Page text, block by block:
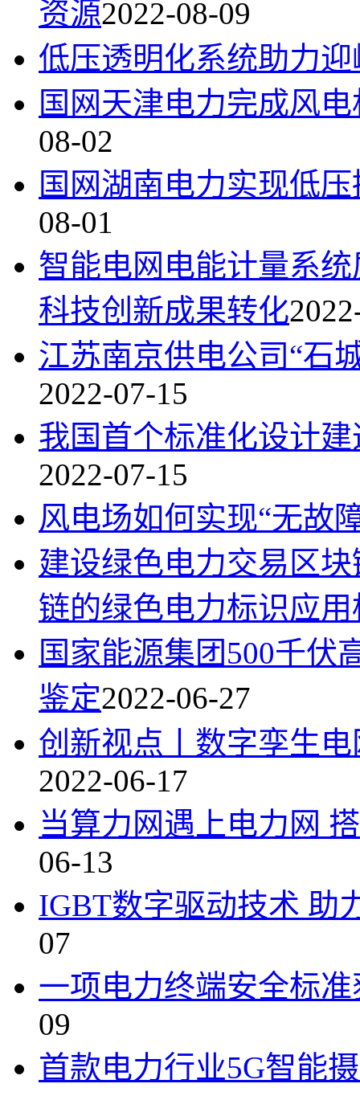
资源2022-08-09
低压透明化系统助力
国网天津电力完成风
08-02
国网湖南电力实现低
08-01
智能电网电能计量系
科技创新成果转化
江苏南京供电公司“石
2022-07-15
我国首个标准化设计
2022-07-15
风电场如何实现“无故
建设绿色电力交易区
链的绿色电力标识应
国家能源集团500千伏
鉴定2022-06-27
创新视点丨数字孪生
2022-06-17
当算力网遇上电力网
06-13
IGBT数字驱动技术 助
07
一项电力终端安全标
09
首款电力行业5G智能